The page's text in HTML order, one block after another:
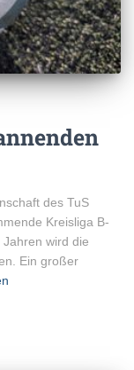
des TuS
Kreisliga B-
wird die
Ein großer